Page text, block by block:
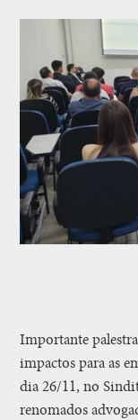
Importante
impactos para as
dia 26/11, no
renomados